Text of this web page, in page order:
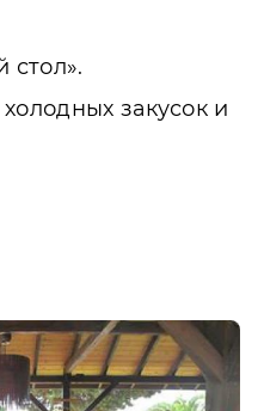
стол».
закусок и